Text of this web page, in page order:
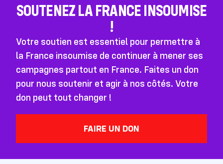
SOUTENEZ LA FRANCE INSOUMISE
!
Votre soutien est essentiel pour permettre à
la France insoumise de continuer à mener ses
campagnes partout en France. Faites un don
pour nous soutenir et agir à nos côtés. Votre
don peut tout changer !
FAIRE UN DON